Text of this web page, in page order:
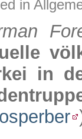
in
in